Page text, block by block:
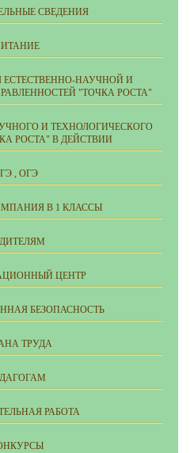
СВЕДЕНИЯ
ЕСТЕСТВЕННО-НАУЧНОЙ И
"ТОЧКА РОСТА"
И ТЕХНОЛОГИЧЕСКОГО
РОСТА" В ДЕЙСТВИИ
, ОГЭ
В 1 КЛАССЫ
ЦЕНТР
БЕЗОПАСНОСТЬ
ТРУДА
РАБОТА